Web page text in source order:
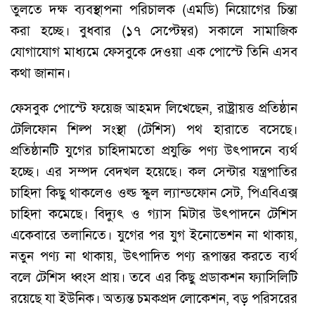
তুলতে দক্ষ ব্যবস্থাপনা পরিচালক (এমডি) নিয়োগের চিন্তা
করা হচ্ছে। বুধবার (১৭ সেপ্টেম্বর) সকালে সামাজিক
যোগাযোগ মাধ্যমে ফেসবুকে দেওয়া এক পোস্টে তিনি এসব
কথা জানান।
ফেসবুক পোস্টে ফয়েজ আহমদ লিখেছেন, রাষ্ট্রায়ত্ত প্রতিষ্ঠান
টেলিফোন শিল্প সংস্থা (টেশিস) পথ হারাতে বসেছে।
প্রতিষ্ঠানটি যুগের চাহিদামতো প্রযুক্তি পণ্য উৎপাদনে ব্যর্থ
হচ্ছে। এর সম্পদ বেদখল হয়েছে। কল সেন্টার যন্ত্রপাতির
চাহিদা কিছু থাকলেও ওল্ড স্কুল ল্যান্ডফোন সেট, পিএবিএক্স
চাহিদা কমেছে। বিদ্যুৎ ও গ্যাস মিটার উৎপাদনে টেশিস
একেবারে তলানিতে। যুগের পর যুগ ইনোভেশন না থাকায়,
নতুন পণ্য না থাকায়, উৎপাদিত পণ্য রূপান্তর করতে ব্যর্থ
বলে টেশিস ধ্বংস প্রায়। তবে এর কিছু প্রডাকশন ফ্যাসিলিটি
রয়েছে যা ইউনিক। অত্যন্ত চমকপ্রদ লোকেশন, বড় পরিসরের